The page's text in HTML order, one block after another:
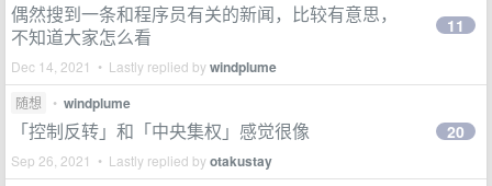
偶然搜到一条和程序员有关的新闻，比较有意思，
不知道大家怎么看
Dec 14, 2021 • Lastly replied bywindplume
11
随想 • windplume
「控制反转」和「中央集权」感觉很像
Sep 26, 2021 • Lastly replied byotakustay
20